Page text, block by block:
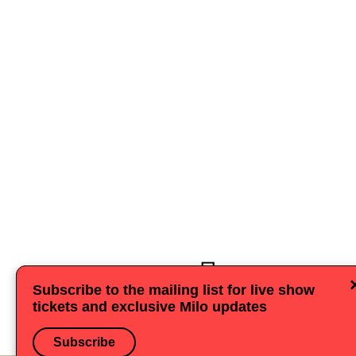
Поделиться
Subscribe to the mailing list for live show
tickets and exclusive Milo updates
Subscribe